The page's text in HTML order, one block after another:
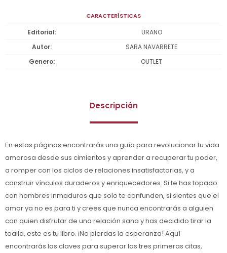
CARACTERÍSTICAS
Editorial
URANO
Autor
SARA NAVARRETE
Genero
OUTLET
Descripción
En estas páginas encontrarás una guía para revolucionar tu vida
amorosa desde sus cimientos y aprender a recuperar tu poder,
a romper con los ciclos de relaciones insatisfactorias, y a
construir vínculos duraderos y enriquecedores. Si te has topado
con hombres inmaduros que solo te confunden, si sientes que el
amor ya no es para ti y crees que nunca encontrarás a alguien
con quien disfrutar de una relación sana y has decidido tirar la
toalla, este es tu libro. ¡No pierdas la esperanza! Aquí
encontrarás las claves para superar las tres primeras citas,